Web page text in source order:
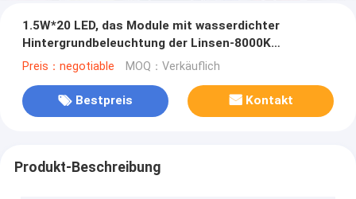
1.5W*20 LED, das Module mit wasserdichter
Hintergrundbeleuchtung der Linsen-8000K
beleuchtet
Preis：negotiable MOQ：Verkäuflich
Bestpreis Kontakt
Produkt-Beschreibung